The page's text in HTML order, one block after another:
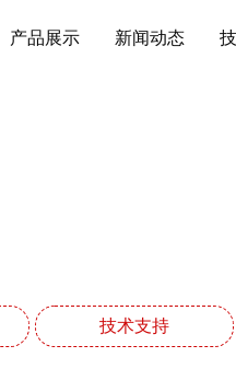
产品展示 新闻动态
技术支持